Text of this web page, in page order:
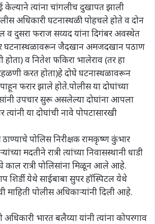
त्यांना चांगलीच दुखापत झाली
अधिकारी घटनास्थळी पोहचले होते व दोन
व दुसरा फराज सय्यद यांना दिगंबर अवस्थेत
घटनास्थळावरून जैदखान अमजदखान पठाण
होता) व नितेश फकिरा भालेराव (तर हा
करत होता)हे दोघे घटनास्थळावरून
फरार झाले होते.पोलीस या दोघांच्या
उपचार सुरू असलेल्या दोघांना आपला
या दोघांची नावे पोपटासारखी
ठाण्याचे पोलिस निरीक्षक रामकृष्ण कुंभार
मदतीने रात्री त्यांच्या निवासस्थानी धाडी
काल रात्री पोलिसांना मिळून आले आहे.
शिर्डी येथे साईबाबा सुपर हॉस्पिटल येथे
पोलीस अधिकाऱ्यांनी दिली आहे.
भारत बलैय्या यांनी त्यांना कोपरगाव